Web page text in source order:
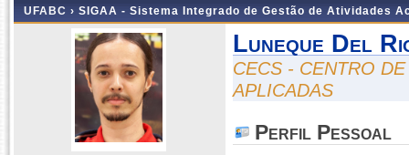
UFABC › SIGAA - Sistema Integrado de Gestão de Atividades
Luneque Del
CECS - CENTRO
APLICADAS
Perfil Pessoal